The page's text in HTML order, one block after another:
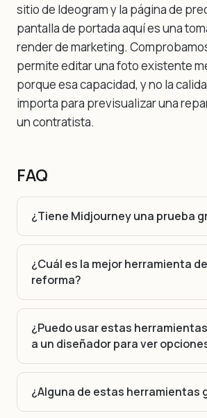
sitio de Ideogram y la página de
pantalla de portada aquí es una
render de marketing.
permite editar una foto existente
porque esa capacidad, y no la
importa para previsualizar una
un contratista.
FAQ
¿Tiene Midjourney una prueba
¿Cuál es la mejor herramienta
reforma?
¿Puedo usar estas
a un diseñador para ver
¿Alguna de estas